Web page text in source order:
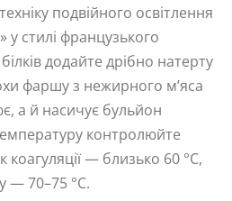
подвійного освітлення
стилі французького
додайте дрібно натерту
фаршу з нежирного м’яса
а й насичує бульйон
контролюйте
— близько 60 °C,
— 70–75 °C.